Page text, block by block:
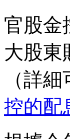
官股金
大股東
（詳
控的配